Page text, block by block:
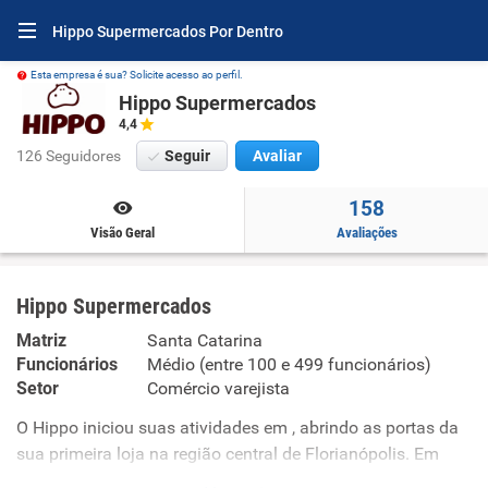
Hippo Supermercados Por Dentro
Esta empresa é sua? Solicite acesso ao perfil.
Hippo Supermercados
4,4
126 Seguidores Seguir Avaliar
Visão Geral
158
Avaliações
Hippo Supermercados
Matriz
Santa Catarina
Funcionários
Médio (entre 100 e 499 funcionários)
Setor
Comércio varejista
O Hippo iniciou suas atividades em , abrindo as portas da
sua primeira loja na região central de Florianópolis. Em